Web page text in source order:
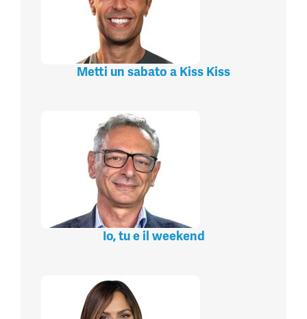
Metti un sabato a Kiss Kiss
Io, tu e il weekend